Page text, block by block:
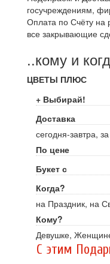
госучреждениям,
Оплата по Счёту на
все закрывающие
..кому и
ЦВЕТЫ ПЛЮС
+ Выбирай!
Доставка
сегодня-завтра,
По цене
Букет с
Когда?
на Праздник, на
Кому?
Девушке,
C этим